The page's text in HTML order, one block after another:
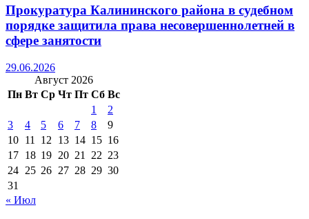
Прокуратура Калининского района в судебном
порядке защитила права несовершеннолетней в
сфере занятости
29.06.2026
Август 2026
Пн Вт Ср Чт Пт Сб Вс
1
2
3
4 5 6 7 8
9
10 11 12 13 14 15 16
17 18 19 20 21 22 23
24 25 26 27 28 29 30
31
« Июл